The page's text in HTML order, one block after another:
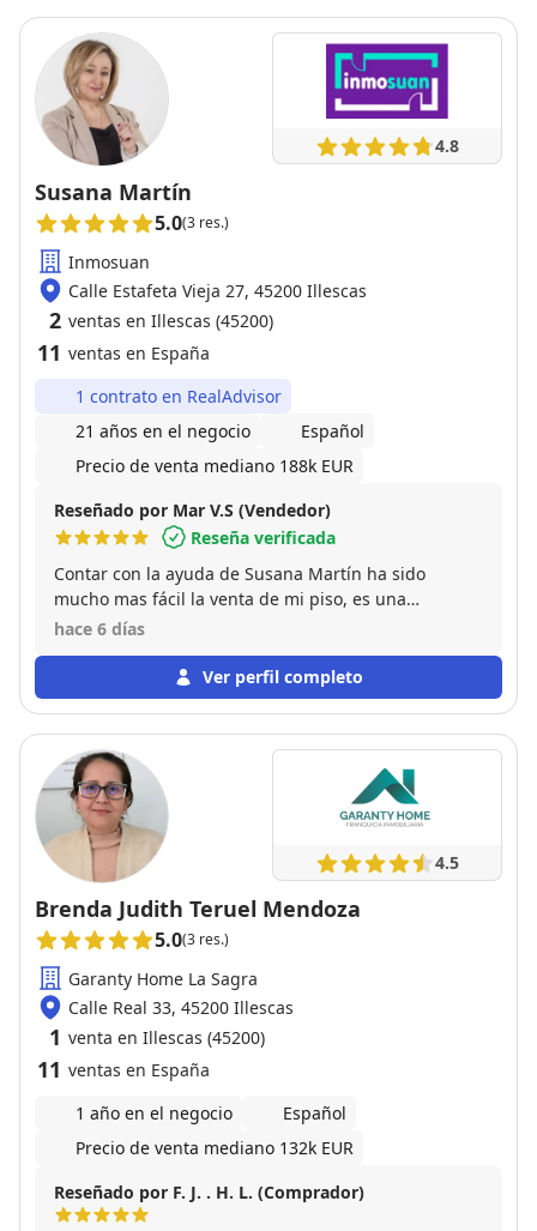
4.8
Susana Martín
5.0(3 res.)
Inmosuan
Calle Estafeta Vieja 27, 45200 Illescas
2 ventas en Illescas (45200)
11 ventas en España
1 contrato en RealAdvisor
21 años en el negocio
Español
Precio de venta mediano 188k EUR
Reseñado por Mar V.S (Vendedor)
Reseña verificada
Contar con la ayuda de Susana Martín ha sido
mucho mas fácil la venta de mi piso, es una
profesional del mundo inmobiliario, su trabajo ha
hacerse cargo de todos los tramites bancarios y el
papeleo que genera la venta de un piso, sin ella me
su gestión y de haberla conocido, gracias Susana.
hace 6 días
Ver perfil completo
4.5
Brenda Judith Teruel Mendoza
5.0(3 res.)
Garanty Home La Sagra
Calle Real 33, 45200 Illescas
1 venta en Illescas (45200)
11 ventas en España
1 año en el negocio
Español
Precio de venta mediano 132k EUR
Reseñado por F. J. . H. L. (Comprador)